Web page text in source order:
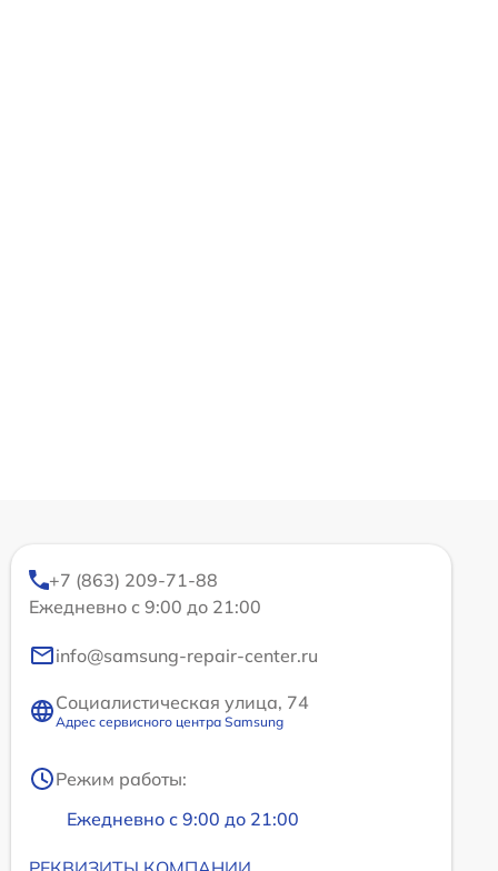
+7 (863) 209-71-88
Ежедневно с 9:00 до 21:00
info@samsung-repair-center.ru
Социалистическая улица, 74
Адрес сервисного центра Samsung
Режим работы:
Ежедневно с 9:00 до 21:00